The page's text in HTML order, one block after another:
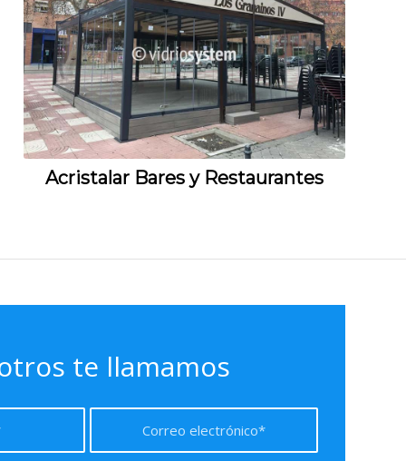
Acristalar Bares y Restaurantes
te llamamos